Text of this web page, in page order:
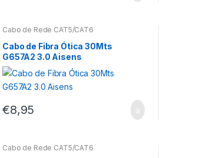
Cabo de Rede CAT5/CAT6
Cabo de Fibra Ótica 30Mts
G657A2 3.0 Aisens
€8,95
Cabo de Rede CAT5/CAT6